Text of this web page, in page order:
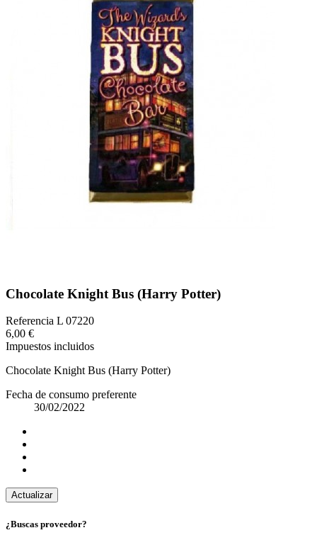
Chocolate Knight Bus (Harry Potter)
Referencia L 07220
6,00 €
Impuestos incluidos
Chocolate Knight Bus (Harry Potter)
Fecha de consumo preferente
30/02/2022
¿Buscas proveedor?